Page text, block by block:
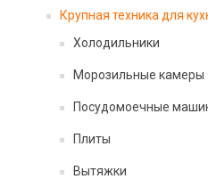
Крупная техника для
Холодильники
Морозильные камеры
Посудомоечные
Плиты
Вытяжки